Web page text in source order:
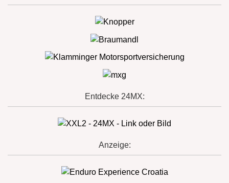
Entdecke 24MX:
Anzeige: